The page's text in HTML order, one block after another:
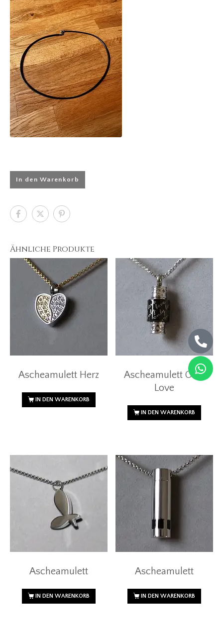
In den Warenkorb
Ähnliche Produkte
Ascheamulett Herz
IN DEN WARENKORB
Ascheamulett Only
Love
IN DEN WARENKORB
Ascheamulett
IN DEN WARENKORB
Ascheamulett
IN DEN WARENKORB